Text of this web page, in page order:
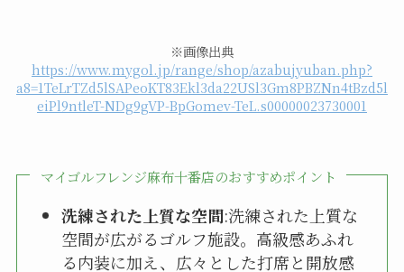
※画像出典
https://www.mygol.jp/range/shop/azabujyuban.php?
a8=1TeLrTZd5lSAPeoKT83Ekl3da22USl3Gm8PBZNn4tBzd5l
eiPl9ntleT-NDg9gVP-BpGomev-TeL.s00000023730001
マイゴルフレンジ麻布十番店のおすすめポイント
洗練された上質な空間:洗練された上質な
空間が広がるゴルフ施設。高級感あふれ
る内装に加え、広々とした打席と開放感